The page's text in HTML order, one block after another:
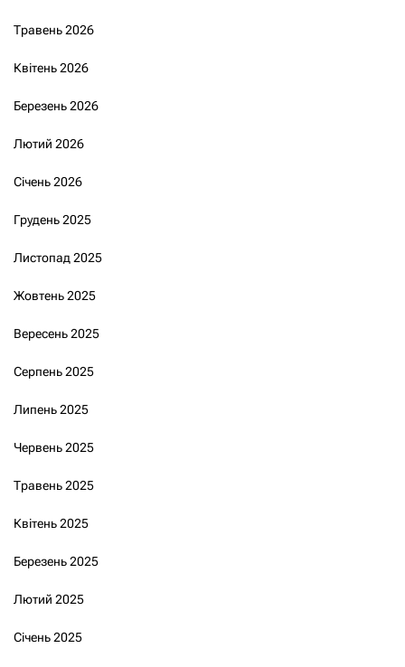
Травень 2026
Квітень 2026
Березень 2026
Лютий 2026
Січень 2026
Грудень 2025
Листопад 2025
Жовтень 2025
Вересень 2025
Серпень 2025
Липень 2025
Червень 2025
Травень 2025
Квітень 2025
Березень 2025
Лютий 2025
Січень 2025